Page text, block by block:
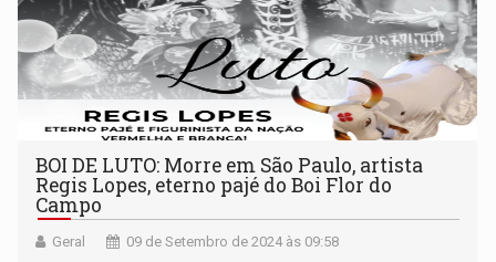
BOI DE LUTO: Morre em São Paulo, artista
Regis Lopes, eterno pajé do Boi Flor do
Campo
Geral 09 de Setembro de 2024 às 09:58